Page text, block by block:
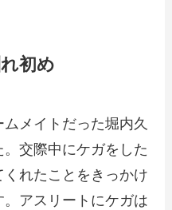
初め
メイトだった堀内久
交際中にケガをした
れたことをきっかけ
アスリートにケガは